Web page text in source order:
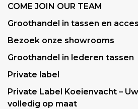
COME JOIN OUR TEAM
Groothandel in tassen en
Bezoek onze showrooms
Groothandel in lederen tassen
Private label
Private Label Koeienvacht –
volledig op maat